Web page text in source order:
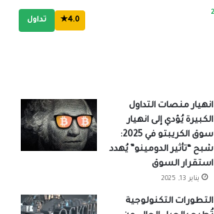
4.0★ تداول
انهيار منصات التداول
الكبيرة يُؤدي إلى انهيار
سوق الكريبتو في 2025:
شبح “تأثير الدومينو” يُهدد
استقرار السوق
يناير 13, 2025
التطورات التكنولوجية